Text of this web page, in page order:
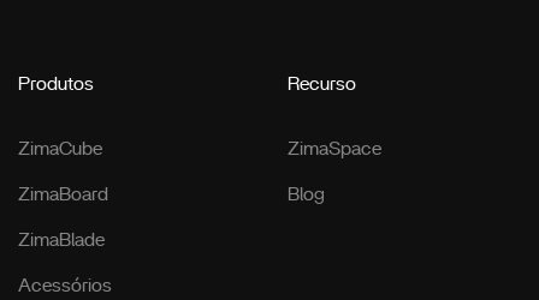
Produtos
ZimaCube
ZimaBoard
ZimaBlade
Acessórios
Recurso
ZimaSpace
Blog